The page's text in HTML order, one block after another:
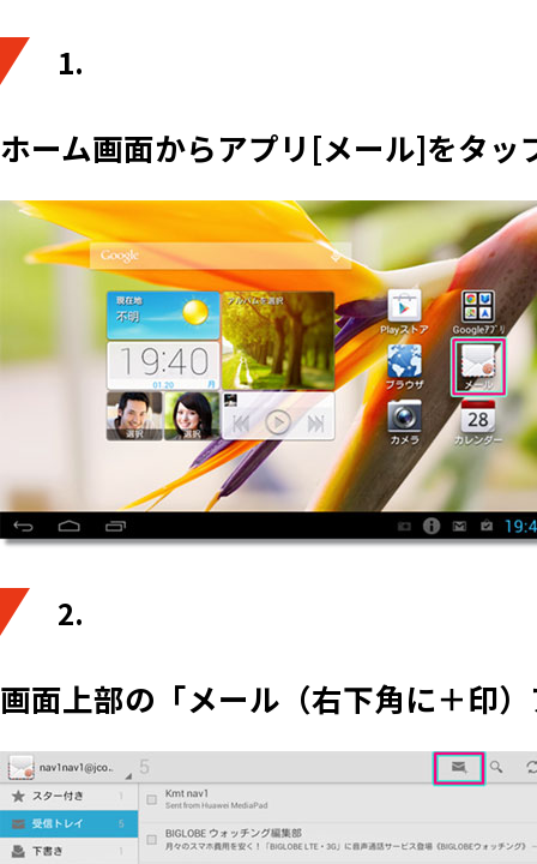
1.
ホーム画面からアプリ[メール]をタッ
2.
画面上部の「メール（右下角に＋印